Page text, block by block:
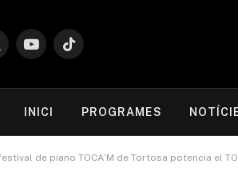
YouTubeTikTok
INICI PROGRAMES
de piano TOCA’M de Tortosa potencia el